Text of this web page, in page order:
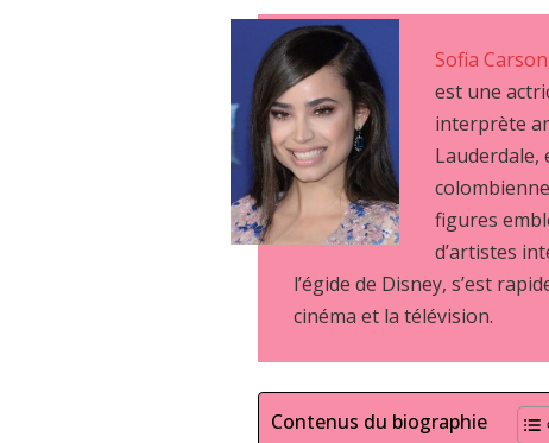
Sofia Carson
est une
interprète
Lauderdale,
figures
d’artistes
l’égide de Disney, s’est
cinéma et la télévision.
Contenus du biographie